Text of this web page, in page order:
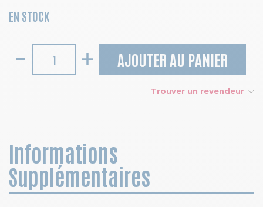
EN STOCK
AJOUTER AU PANIER
Trouver un revendeur
Informations
Supplémentaires